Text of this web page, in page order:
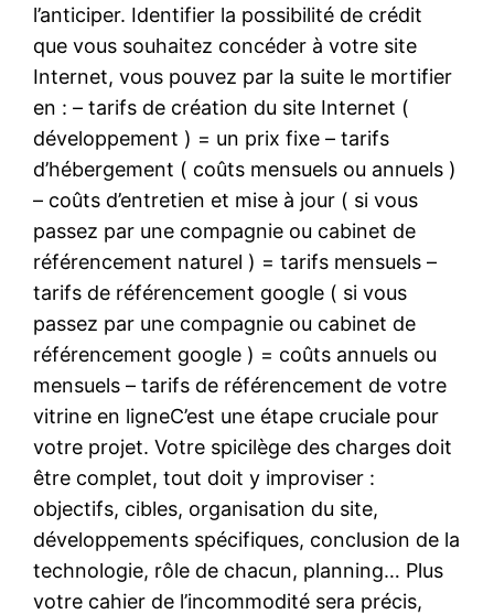
l’anticiper. Identifier la possibilité de crédit
que vous souhaitez concéder à votre site
Internet, vous pouvez par la suite le mortifier
en : – tarifs de création du site Internet (
développement ) = un prix fixe – tarifs
d’hébergement ( coûts mensuels ou annuels )
– coûts d’entretien et mise à jour ( si vous
passez par une compagnie ou cabinet de
référencement naturel ) = tarifs mensuels –
tarifs de référencement google ( si vous
passez par une compagnie ou cabinet de
référencement google ) = coûts annuels ou
mensuels – tarifs de référencement de votre
vitrine en ligneC’est une étape cruciale pour
votre projet. Votre spicilège des charges doit
être complet, tout doit y improviser :
objectifs, cibles, organisation du site,
développements spécifiques, conclusion de la
technologie, rôle de chacun, planning… Plus
votre cahier de l’incommodité sera précis,